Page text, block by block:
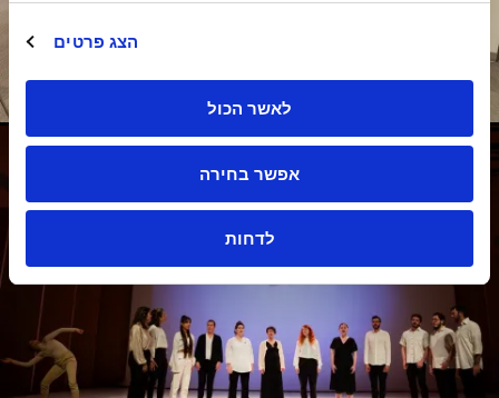
הצג פרטים
לאשר הכול
אפשר בחירה
לדחות